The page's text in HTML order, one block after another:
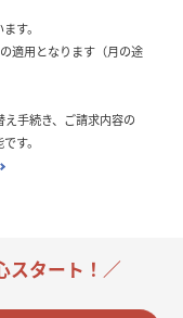
す。
適用となります（月の途
手続き、ご請求内容の
す。
スタート！／